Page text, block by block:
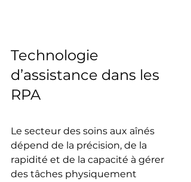
Technologie
d’assistance dans les
RPA
Le secteur des soins aux aînés
dépend de la précision, de la
rapidité et de la capacité à gérer
des tâches physiquement